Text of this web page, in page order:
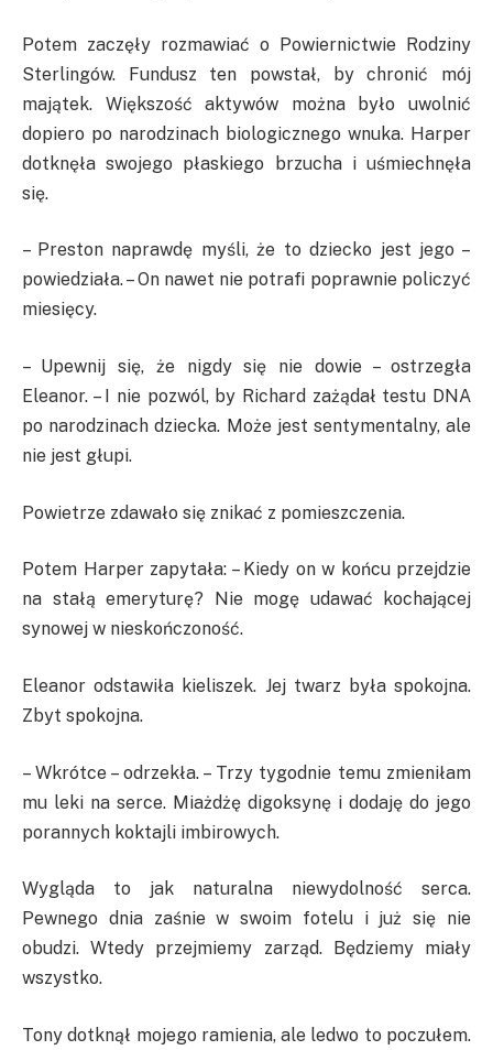
Potem zaczęły rozmawiać o Powiernictwie Rodziny
Sterlingów. Fundusz ten powstał, by chronić mój
majątek. Większość aktywów można było uwolnić
dopiero po narodzinach biologicznego wnuka. Harper
dotknęła swojego płaskiego brzucha i uśmiechnęła
się.
– Preston naprawdę myśli, że to dziecko jest jego –
powiedziała. – On nawet nie potrafi poprawnie policzyć
miesięcy.
– Upewnij się, że nigdy się nie dowie – ostrzegła
Eleanor. – I nie pozwól, by Richard zażądał testu DNA
po narodzinach dziecka. Może jest sentymentalny, ale
nie jest głupi.
Powietrze zdawało się znikać z pomieszczenia.
Potem Harper zapytała: – Kiedy on w końcu przejdzie
na stałą emeryturę? Nie mogę udawać kochającej
synowej w nieskończoność.
Eleanor odstawiła kieliszek. Jej twarz była spokojna.
Zbyt spokojna.
– Wkrótce – odrzekła. – Trzy tygodnie temu zmieniłam
mu leki na serce. Miażdżę digoksynę i dodaję do jego
porannych koktajli imbirowych.
Wygląda to jak naturalna niewydolność serca.
Pewnego dnia zaśnie w swoim fotelu i już się nie
obudzi. Wtedy przejmiemy zarząd. Będziemy miały
wszystko.
Tony dotknął mojego ramienia, ale ledwo to poczułem.